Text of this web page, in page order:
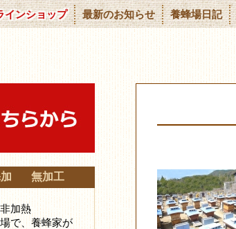
インショップ 最新のお知らせ 養蜂場日記
無加工
加熱
で、養蜂家が